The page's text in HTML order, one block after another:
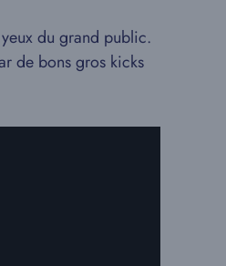
yeux du grand public.
de bons gros kicks